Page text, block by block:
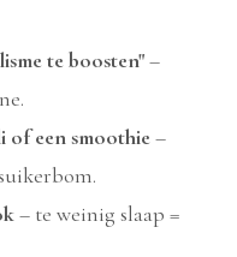
te boosten"–
of een smoothie–
– te weinig slaap =